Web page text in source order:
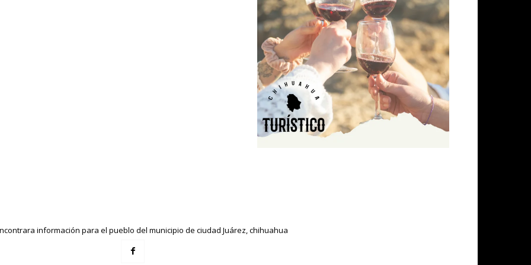
información para el pueblo del municipio de ciudad Juárez, chihuahua